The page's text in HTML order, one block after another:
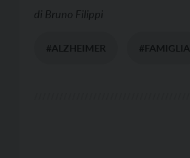
di Bruno Filippi
#ALZHEIMER #FAMIGLIA